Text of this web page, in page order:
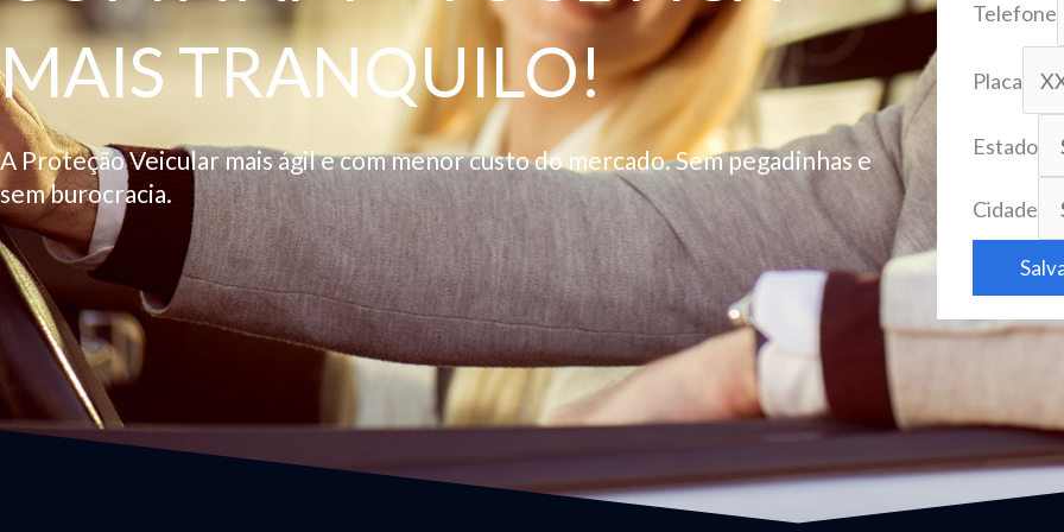
MAIS TRANQUILO!
A Proteção Veicular mais ágil e com menor custo do mercado. Sem pegadinhas e
sem burocracia.
Telefone
Placa
Estado
Cidade